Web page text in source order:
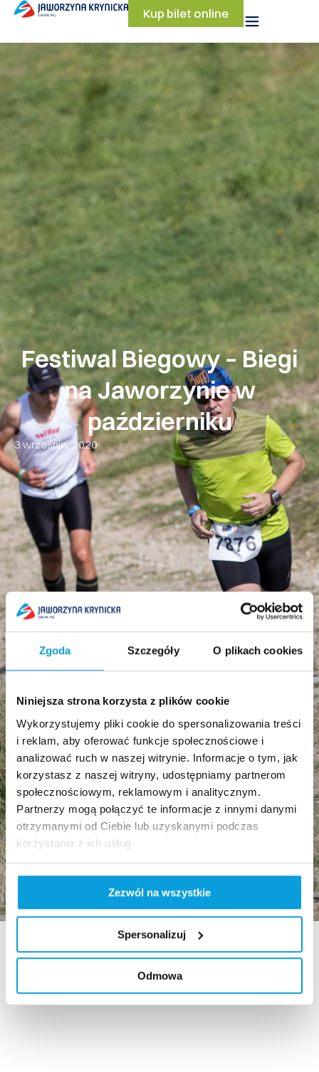
Zgoda Szczegóły O plikach cookies
Niniejsza strona korzysta z plików cookie
Wykorzystujemy pliki cookie do spersonalizowania treści
i reklam, aby oferować funkcje społecznościowe i
analizować ruch w naszej witrynie. Informacje o tym, jak
korzystasz z naszej witryny, udostępniamy partnerom
społecznościowym, reklamowym i analitycznym.
Partnerzy mogą połączyć te informacje z innymi danymi
otrzymanymi od Ciebie lub uzyskanymi podczas
korzystania z ich usług.
Zezwól na wszystkie
Spersonalizuj
Odmowa
Kup bilet online
Festiwal Biegowy – Biegi
na Jaworzynie w
październiku
3 września, 2020